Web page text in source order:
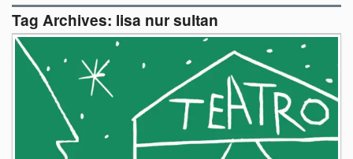
Contatti
dT in English
Tag Archives: lisa nur sultan